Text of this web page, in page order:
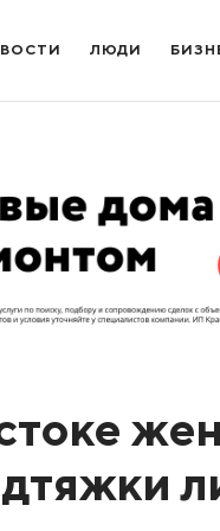
ЛЮДИ